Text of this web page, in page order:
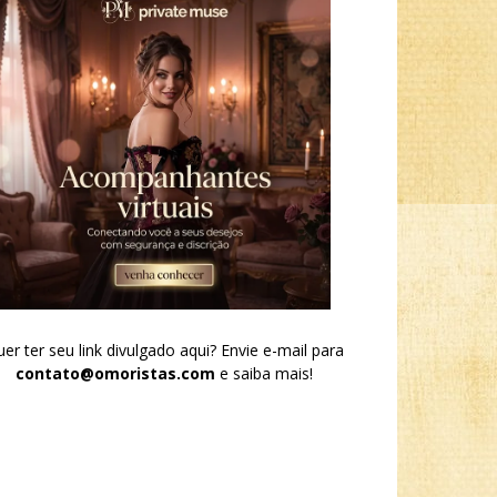
ter seu link divulgado aqui? Envie e-mail para
contato@omoristas.com e saiba mais!